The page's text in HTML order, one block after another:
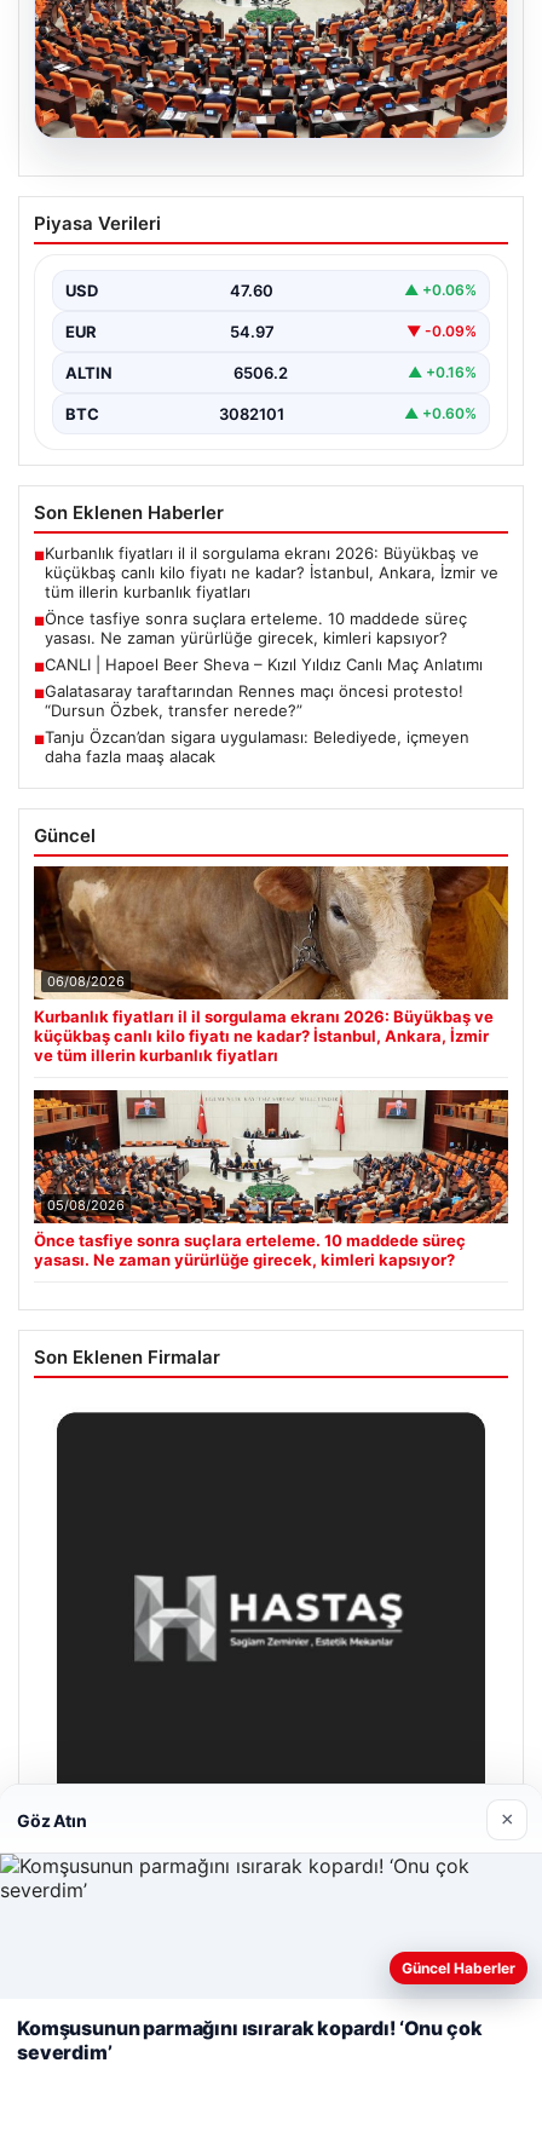
Önce tasfiye sonra suçlara erteleme. 10
maddede süreç yasası. Ne zaman
Piyasa Verileri
USD 47.60 ▲ +0.06%
EUR 54.97 ▼ -0.09%
ALTIN 6506.2 ▲ +0.16%
BTC 3082101 ▲ +0.60%
Son Eklenen Haberler
■Kurbanlık fiyatları il il sorgulama ekranı 2026: Büyükbaş ve
küçükbaş canlı kilo fiyatı ne kadar? İstanbul, Ankara, İzmir ve
tüm illerin kurbanlık fiyatları
■Önce tasfiye sonra suçlara erteleme. 10 maddede süreç
yasası. Ne zaman yürürlüğe girecek, kimleri kapsıyor?
■CANLI | Hapoel Beer Sheva – Kızıl Yıldız Canlı Maç Anlatımı
■Galatasaray taraftarından Rennes maçı öncesi protesto!
“Dursun Özbek, transfer nerede?”
■Tanju Özcan’dan sigara uygulaması: Belediyede, içmeyen
daha fazla maaş alacak
Güncel
06/08/2026
Kurbanlık fiyatları il il sorgulama ekranı 2026: Büyükbaş ve
küçükbaş canlı kilo fiyatı ne kadar? İstanbul, Ankara, İzmir
ve tüm illerin kurbanlık fiyatları
05/08/2026
Önce tasfiye sonra suçlara erteleme. 10 maddede süreç
yasası. Ne zaman yürürlüğe girecek, kimleri kapsıyor?
Son Eklenen Firmalar
Enes Kaplan Avukatlık Bürosu
Web sitemizi nasıl kullandığınızı daha iyi anlayabilmek,
kullanıyoruz.
Çerez Politikamız
Reddet
Göz Atın ×
Güncel Haberler
Komşusunun parmağını ısırarak kopardı! ‘Onu çok
severdim’